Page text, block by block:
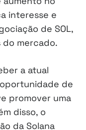
interesse e
de SOL,
do mercado.
a atual
de
promover uma
disso, o
da Solana